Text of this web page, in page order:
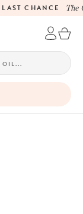
LAST CHANCE The